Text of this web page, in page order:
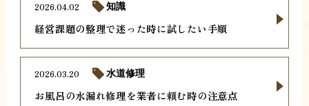
経営課題の整理で迷った時に試したい手順
2026.04.02 知識
お風呂の水漏れ修理を業者に頼む時の注意点
2026.03.20 水道修理